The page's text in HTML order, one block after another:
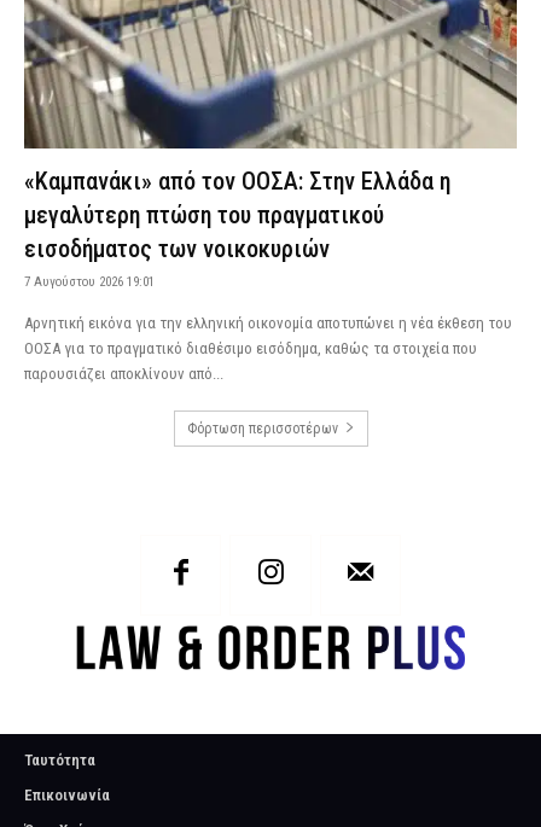
«Καμπανάκι» από τον ΟΟΣΑ: Στην Ελλάδα η
μεγαλύτερη πτώση του πραγματικού
εισοδήματος των νοικοκυριών
7 Αυγούστου 2026 19:01
Αρνητική εικόνα για την ελληνική οικονομία αποτυπώνει η νέα έκθεση του
ΟΟΣΑ για το πραγματικό διαθέσιμο εισόδημα, καθώς τα στοιχεία που
παρουσιάζει αποκλίνουν από...
Φόρτωση περισσοτέρων
Ταυτότητα
Επικοινωνία